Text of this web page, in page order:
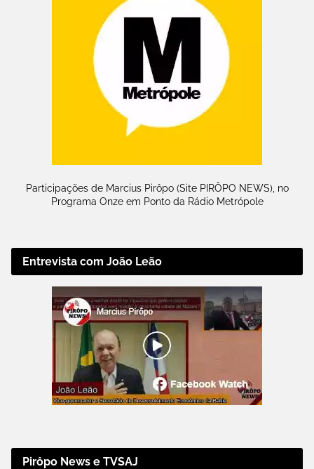
Participações de Marcius Pirôpo (Site PIRÔPO NEWS), no
Programa Onze em Ponto da Rádio Metrópole
Entrevista com João Leão
Pirôpo News e TVSAJ